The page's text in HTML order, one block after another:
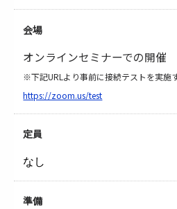
会場
オンラインセミナーでの開催
※下記URLより事前に接続テストを実施
https://zoom.us/test
定員
なし
準備